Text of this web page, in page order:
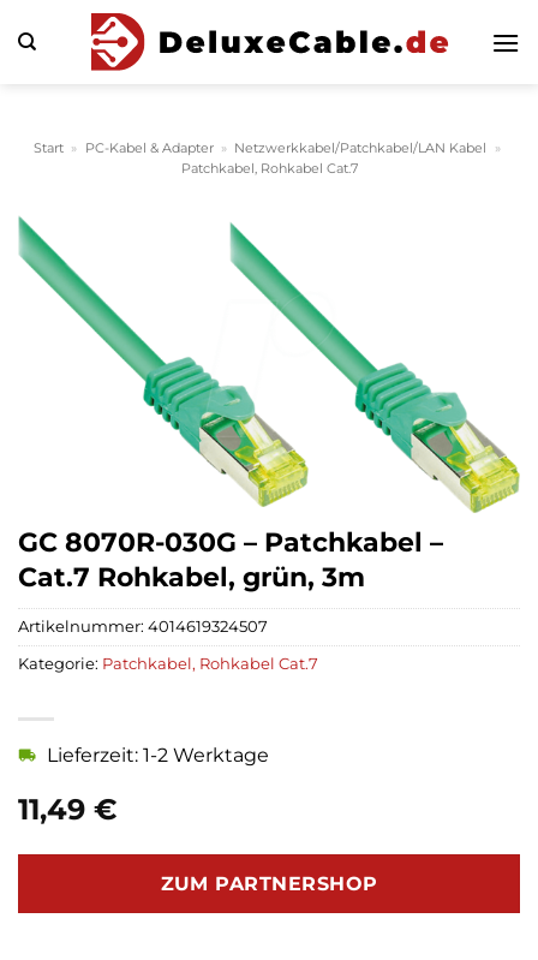
Inhalt
Start » PC-Kabel & Adapter » Netzwerkkabel/Patchkabel/LAN Kabel
»
Patchkabel, Rohkabel Cat.7
GC 8070R-030G – Patchkabel –
Cat.7 Rohkabel, grün, 3m
11,49 €
Lieferzeit: 1-2 Werktage
ZUM PARTNERSHOP
Artikelnummer: 4014619324507
Kategorie: Patchkabel, Rohkabel Cat.7